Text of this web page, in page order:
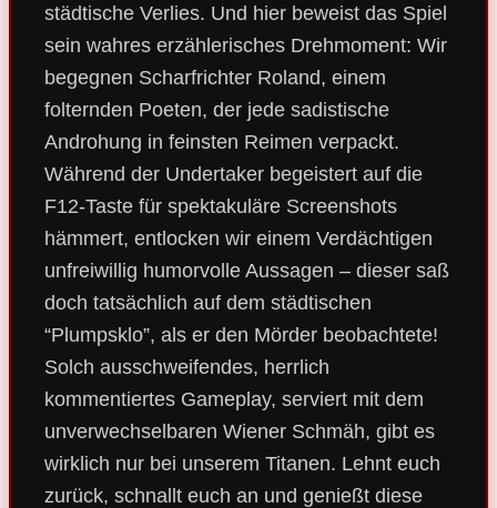
städtische Verlies. Und hier beweist das Spiel
sein wahres erzählerisches Drehmoment: Wir
begegnen Scharfrichter Roland, einem
folternden Poeten, der jede sadistische
Androhung in feinsten Reimen verpackt.
Während der Undertaker begeistert auf die
F12-Taste für spektakuläre Screenshots
hämmert, entlocken wir einem Verdächtigen
unfreiwillig humorvolle Aussagen – dieser saß
doch tatsächlich auf dem städtischen
“Plumpsklo”, als er den Mörder beobachtete!
Solch ausschweifendes, herrlich
kommentiertes Gameplay, serviert mit dem
unverwechselbaren Wiener Schmäh, gibt es
wirklich nur bei unserem Titanen. Lehnt euch
zurück, schnallt euch an und genießt diese